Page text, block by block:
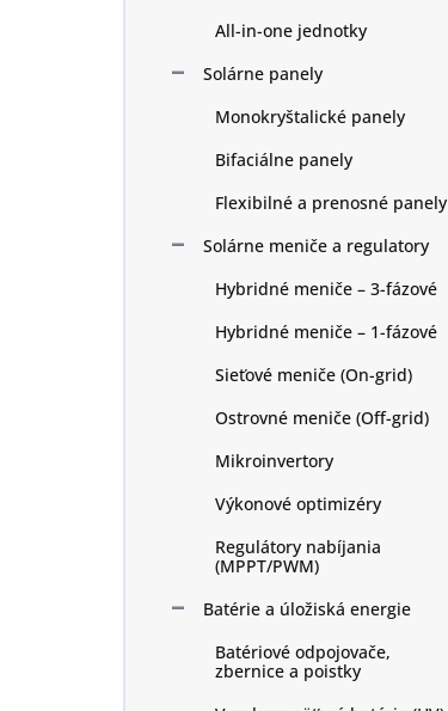
All-in-one jednotky
Solárne panely
Monokryštalické panely
Bifaciálne panely
Flexibilné a prenosné panely
Solárne meniče a regulatory
Hybridné meniče – 3-fázové
Hybridné meniče – 1-fázové
Sieťové meniče (On-grid)
Ostrovné meniče (Off-grid)
Mikroinvertory
Výkonové optimizéry
Regulátory nabíjania
(MPPT/PWM)
Batérie a úložiská energie
Batériové odpojovače,
zbernice a poistky